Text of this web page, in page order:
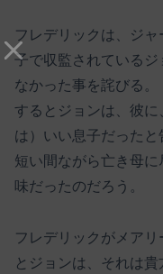
フレデリックは、ジ
子で収監されているジ
なかった事を詫びる。
するとジョンは、彼
は）いい息子だった
短い間ながら亡き母
味だったのだろう。
フレデリックがメア
とジョンは、それは